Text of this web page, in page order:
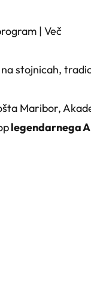
| Več
stojnicah,
Maribor,
legendarnega